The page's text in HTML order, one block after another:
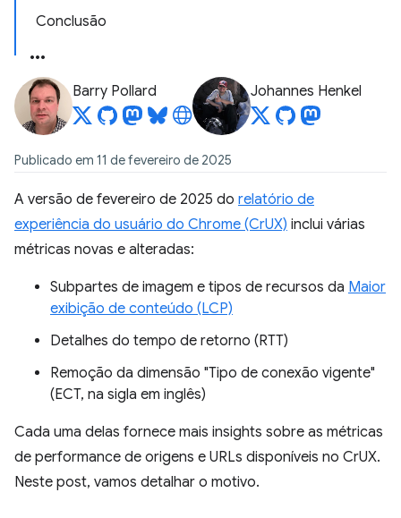
Conclusão
Barry Pollard Johannes Henkel
Publicado em 11 de fevereiro de 2025
A versão de fevereiro de 2025 do relatório de
experiência do usuário do Chrome (CrUX) inclui várias
métricas novas e alteradas:
Subpartes de imagem e tipos de recursos da Maior
exibição de conteúdo (LCP)
Detalhes do tempo de retorno (RTT)
Remoção da dimensão "Tipo de conexão vigente"
(ECT, na sigla em inglês)
Cada uma delas fornece mais insights sobre as métricas
de performance de origens e URLs disponíveis no CrUX.
Neste post, vamos detalhar o motivo.